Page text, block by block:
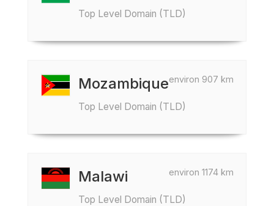
Top Level Domain (TLD)
environ 907 km
Mozambique
Top Level Domain (TLD)
environ 1174 km
Malawi
Top Level Domain (TLD)